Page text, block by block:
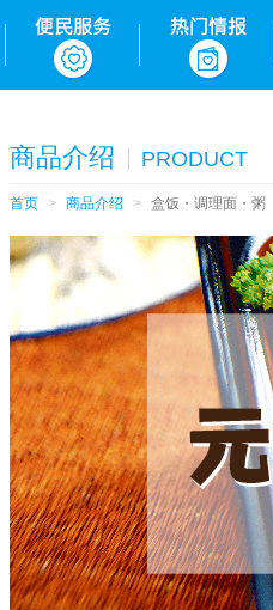
商品介绍 PRODUCT
首页 商品介绍 盒饭・调理面・粥